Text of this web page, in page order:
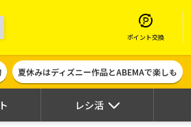
ピタス
ポイント交換
夏休みはディズニー作品とABEMAで楽しも
レシ活